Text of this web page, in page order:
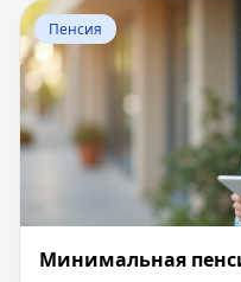
простую анкету на
условиях
Перейти к статье:
Пенсия
​Минимальная